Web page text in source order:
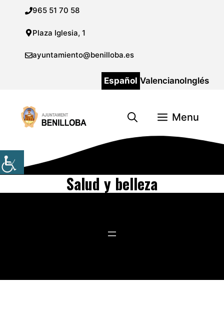
contenido
965 51 70 58
Plaza Iglesia, 1
ayuntamiento@benilloba.es
Español ValencianoInglés
Menu
Salud y belleza